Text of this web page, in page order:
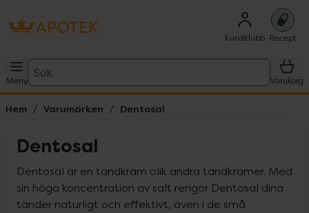
Kundklubb Recept
Meny
Sök
Varukorg
Hem Varumärken Dentosal
Dentosal
Dentosal är en tandkräm olik andra tandkrämer. Med
sin höga koncentration av salt rengör Dentosal dina
tänder naturligt och effektivt, även i de små